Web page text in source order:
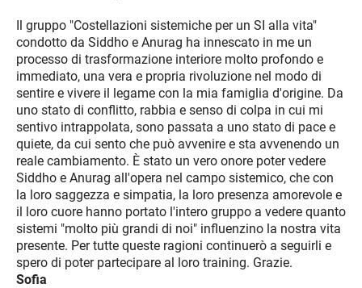
Il gruppo "Costellazioni sistemiche per un SI alla vita"
condotto da Siddho e Anurag ha innescato in me un
processo di trasformazione interiore molto profondo e
immediato, una vera e propria rivoluzione nel modo di
sentire e vivere il legame con la mia famiglia d'origine. Da
uno stato di conflitto, rabbia e senso di colpa in cui mi
sentivo intrappolata, sono passata a uno stato di pace e
quiete, da cui sento che può avvenire e sta avvenendo un
reale cambiamento. È stato un vero onore poter vedere
Siddho e Anurag all'opera nel campo sistemico, che con
la loro saggezza e simpatia, la loro presenza amorevole e
il loro cuore hanno portato l'intero gruppo a vedere quanto
sistemi "molto più grandi di noi" influenzino la nostra vita
presente. Per tutte queste ragioni continuerò a seguirli e
spero di poter partecipare al loro training. Grazie.
Sofia